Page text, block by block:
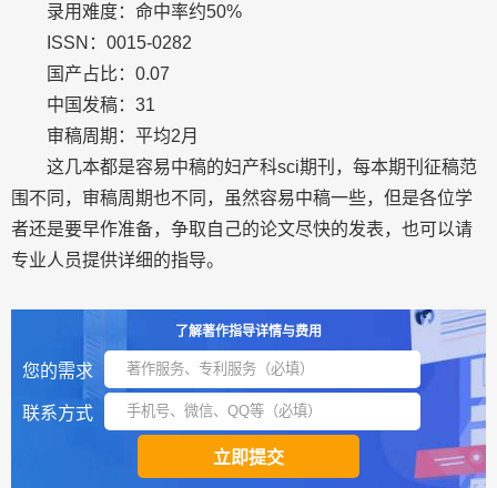
录用难度：命中率约50%
ISSN：0015-0282
国产占比：0.07
中国发稿：31
审稿周期：平均2月
这几本都是容易中稿的妇产科sci期刊，每本期刊征稿范
围不同，审稿周期也不同，虽然容易中稿一些，但是各位学
者还是要早作准备，争取自己的论文尽快的发表，也可以请
专业人员提供详细的指导。
了解著作指导详情与费用
您的需求
联系方式